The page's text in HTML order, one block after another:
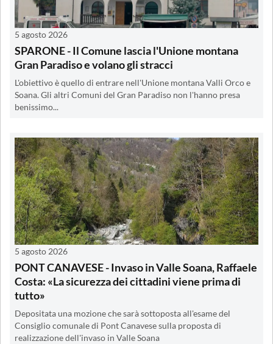
5 agosto 2026
SPARONE - Il Comune lascia l'Unione montana
Gran Paradiso e volano gli stracci
L'obiettivo è quello di entrare nell'Unione montana Valli Orco e
Soana. Gli altri Comuni del Gran Paradiso non l'hanno presa
benissimo...
5 agosto 2026
PONT CANAVESE - Invaso in Valle Soana, Raffaele
Costa: «La sicurezza dei cittadini viene prima di
tutto»
Depositata una mozione che sarà sottoposta all'esame del
Consiglio comunale di Pont Canavese sulla proposta di
realizzazione dell'invaso in Valle Soana